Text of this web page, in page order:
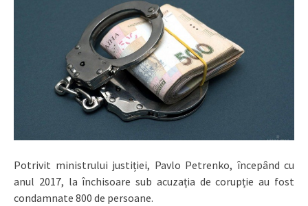
Potrivit ministrului justiției, Pavlo Petrenko, începând cu
anul 2017, la închisoare sub acuzația de corupție au fost
condamnate 800 de persoane.